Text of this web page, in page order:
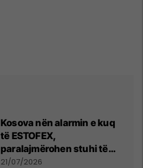
Kosova nën alarmin e kuq
të ESTOFEX,
paralajmërohen stuhi të
fuqishme me breshër dhe
21/07/2026